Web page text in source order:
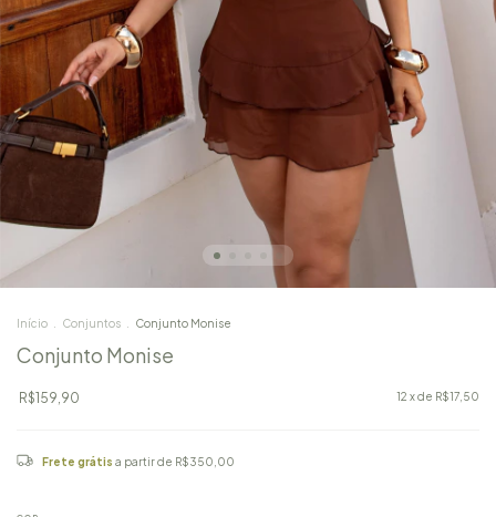
Início Conjuntos Conjunto Monise
Conjunto Monise
R$159,90 12 x de R$17,50
Frete grátis a partir de R$350,00